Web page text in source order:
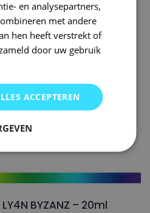
BYZANZ – 20ml
en analysepartners,
met andere
hen heeft verstrekt of
door uw gebruik
ACCEPTEREN